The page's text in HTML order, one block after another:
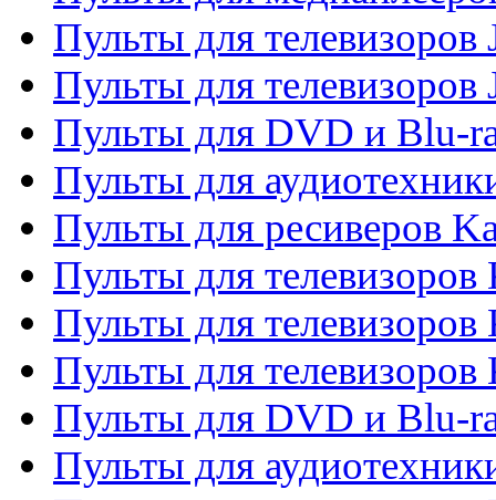
Пульты для телевизоров
Пульты для телевизоров
Пульты для DVD и Blu-
Пульты для
Пульты для ресиверов
Пульты для телевизоров
Пульты для телевизоров
Пульты для телевизоров
Пульты для DVD и Blu-
Пульты для